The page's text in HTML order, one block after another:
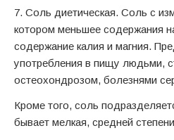
7. Соль диетическая. Соль с
котором меньшее содержания
содержание калия и магния.
употребления в пищу людьми,
остеохондрозом, болезнями
Кроме того, соль
бывает мелкая, средней